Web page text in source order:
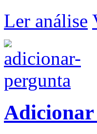
Ler análise